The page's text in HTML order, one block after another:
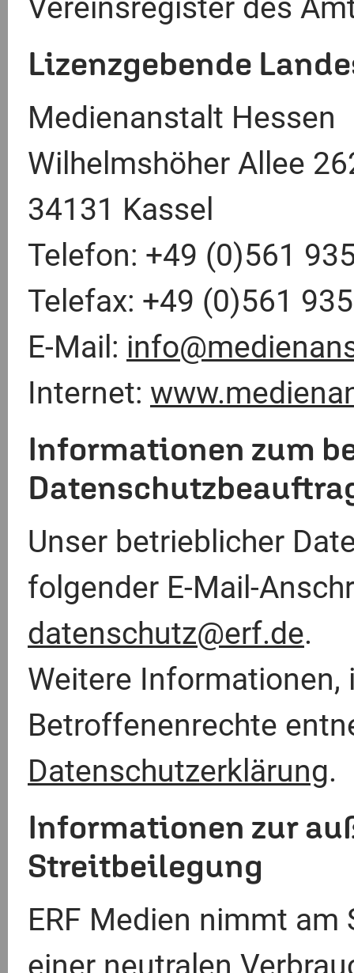
Vereinsregister des
Lizenzgebende
Medienanstalt Hessen
Wilhelmshöher Allee
34131 Kassel
Telefon: +49 (0)561
Telefax: +49 (0)561
E-Mail:
Internet:
Informationen zum
Unser betrieblicher
folgender E-Mail-
datenschutz@erf.de.
Weitere Informationen,
Betroffenenrechte
Datenschutzerklärung.
Informationen zur
Streitbeilegung
ERF Medien nimmt